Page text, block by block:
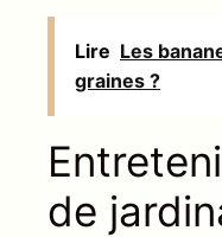
Lire Les
graines ?
de